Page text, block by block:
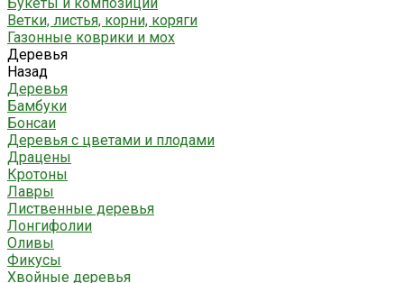
Ветки, листья, корни, коряги
Газонные коврики и мох
Деревья
Назад
Деревья
Бамбуки
Бонсаи
Деревья с цветами и плодами
Драцены
Кротоны
Лавры
Лиственные деревья
Лонгифолии
Оливы
Фикусы
Хвойные деревья